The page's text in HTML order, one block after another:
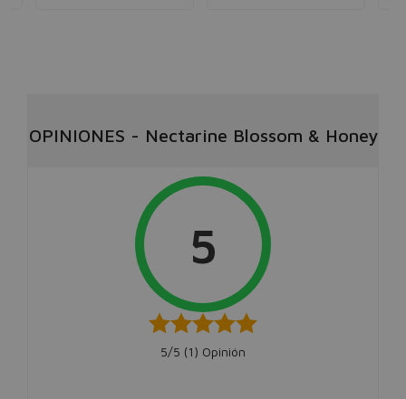
OPINIONES - Nectarine Blossom & Honey
5
5/5 (1) Opinión